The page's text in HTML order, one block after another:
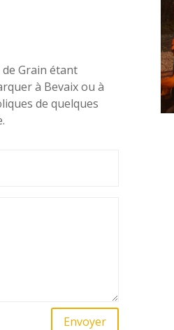
Grain étant
à Bevaix ou à
de quelques
Envoyer